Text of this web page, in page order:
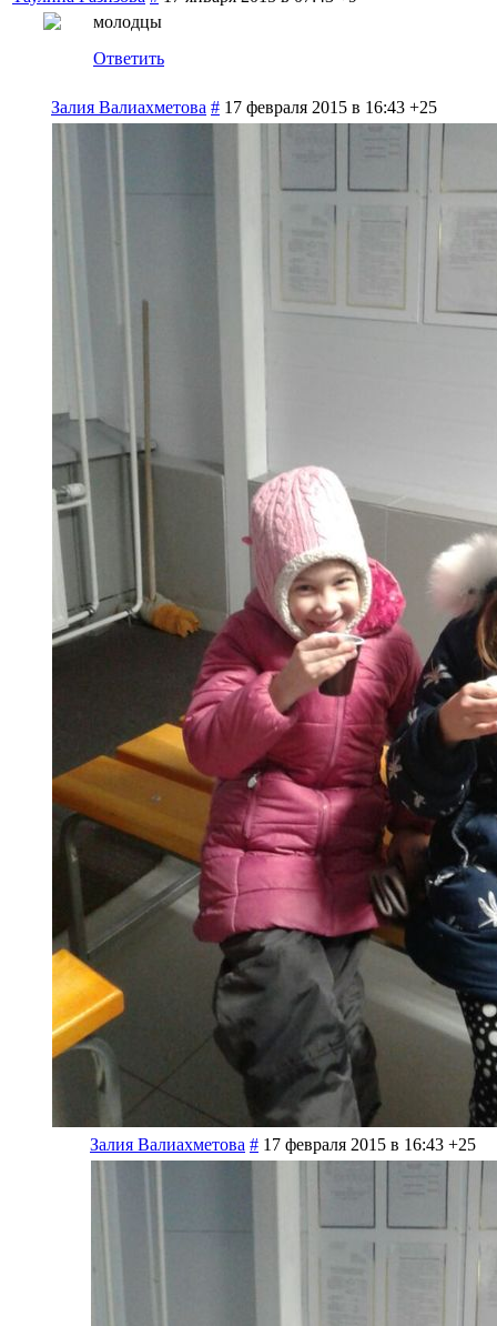
молодцы
Ответить
Залия Валиахметова # 17 февраля 2015 в 16:43 +25
Залия Валиахметова # 17 февраля 2015 в 16:43 +25